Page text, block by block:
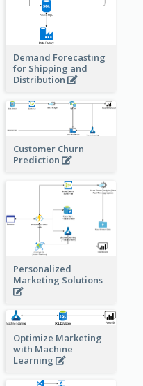
Demand Forecasting
for Shipping and
Distribution
Customer Churn
Prediction
Personalized
Marketing Solutions
Optimize Marketing
with Machine
Learning